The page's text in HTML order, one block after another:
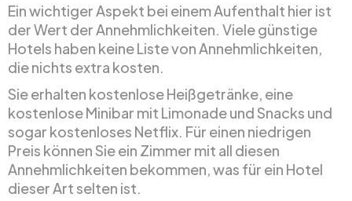
Ein wichtiger Aspekt bei einem Aufenthalt hier ist
der Wert der Annehmlichkeiten. Viele günstige
Hotels haben keine Liste von Annehmlichkeiten,
die nichts extra kosten.
Sie erhalten kostenlose Heißgetränke, eine
kostenlose Minibar mit Limonade und Snacks und
sogar kostenloses Netflix. Für einen niedrigen
Preis können Sie ein Zimmer mit all diesen
Annehmlichkeiten bekommen, was für ein Hotel
dieser Art selten ist.